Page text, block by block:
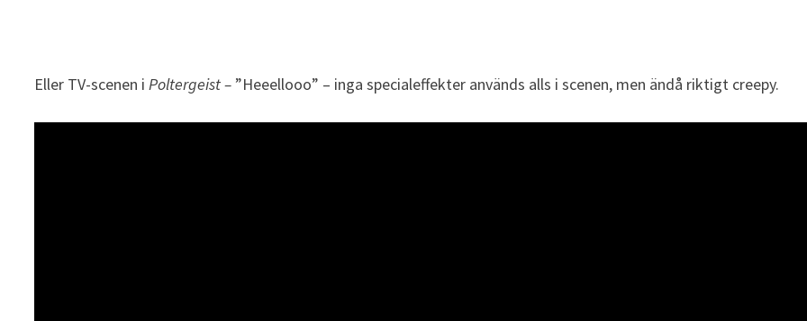
Eller TV-scenen iPoltergeist – ”Heeellooo” – inga specialeffekter används alls i scenen, men ändå riktigt creepy.